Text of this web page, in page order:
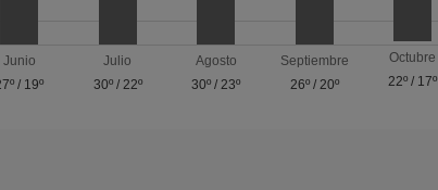
Junio
/ 19º
Julio
30º/ 22º
Agosto
30º /23º
Septiembre
26º/ 20º
Octubre
22º / 17º